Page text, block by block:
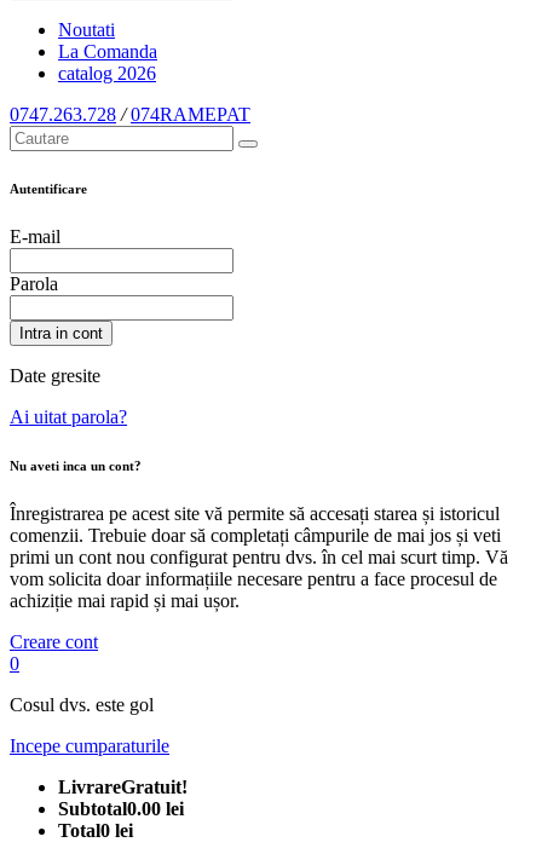
Noutati
La Comanda
catalog 2026
0747.263.728 / 074RAMEPAT
Autentificare
E-mail
Parola
Intra in cont
Date gresite
Ai uitat parola?
Nu aveti inca un cont?
Înregistrarea pe acest site vă permite să accesați starea și istoricul
comenzii. Trebuie doar să completați câmpurile de mai jos și veti
primi un cont nou configurat pentru dvs. în cel mai scurt timp. Vă
vom solicita doar informațiile necesare pentru a face procesul de
achiziție mai rapid și mai ușor.
Creare cont
0
Cosul dvs. este gol
Incepe cumparaturile
LivrareGratuit!
Subtotal0.00 lei
Total0 lei